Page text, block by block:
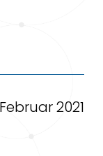
2021